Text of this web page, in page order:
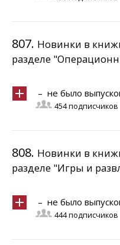
807. Новинки в
разделе
– не было
454 подписчиков
808. Новинки в
разделе "Игры и
– не было
444 подписчиков